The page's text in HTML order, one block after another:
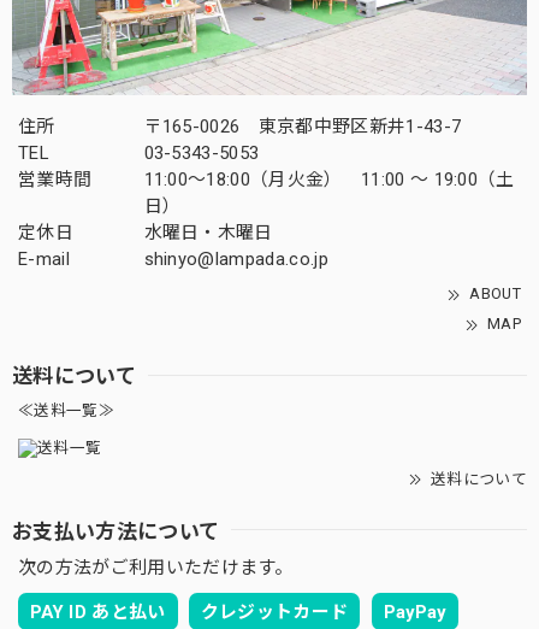
住所
〒165-0026 東京都中野区新井1-43-7
TEL
03-5343-5053
営業時間
11:00～18:00（月火金） 11:00 ～ 19:00（土
日）
定休日
水曜日・木曜日
E-mail
shinyo@lampada.co.jp
ABOUT
MAP
送料について
≪送料一覧≫
送料について
お支払い方法について
次の方法がご利用いただけます。
PAY ID あと払い クレジットカード PayPay